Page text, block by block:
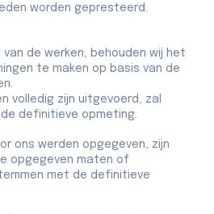
worden gepresteerd.
de werken, behouden wij het
te maken op basis van de
volledig zijn uitgevoerd, zal
definitieve opmeting.
ons werden opgegeven, zijn
opgegeven maten of
met de definitieve